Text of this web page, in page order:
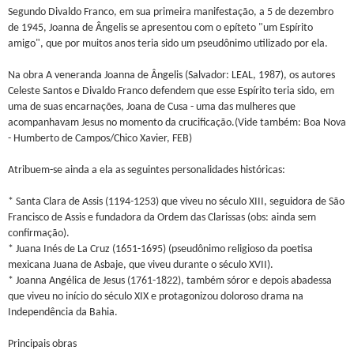
Segundo Divaldo Franco, em sua primeira manifestação, a 5 de dezembro
de 1945, Joanna de Ângelis se apresentou com o epíteto "um Espírito
amigo", que por muitos anos teria sido um pseudônimo utilizado por ela.
Na obra A veneranda Joanna de Ângelis (Salvador: LEAL, 1987), os autores
Celeste Santos e Divaldo Franco defendem que esse Espírito teria sido, em
uma de suas encarnações, Joana de Cusa - uma das mulheres que
acompanhavam Jesus no momento da crucificação.(Vide também: Boa Nova
- Humberto de Campos/Chico Xavier, FEB)
Atribuem-se ainda a ela as seguintes personalidades históricas:
* Santa Clara de Assis (1194-1253) que viveu no século XIII, seguidora de São
Francisco de Assis e fundadora da Ordem das Clarissas (obs: ainda sem
confirmação).
* Juana Inés de La Cruz (1651-1695) (pseudônimo religioso da poetisa
mexicana Juana de Asbaje, que viveu durante o século XVII).
* Joanna Angélica de Jesus (1761-1822), também sóror e depois abadessa
que viveu no início do século XIX e protagonizou doloroso drama na
Independência da Bahia.
Principais obras